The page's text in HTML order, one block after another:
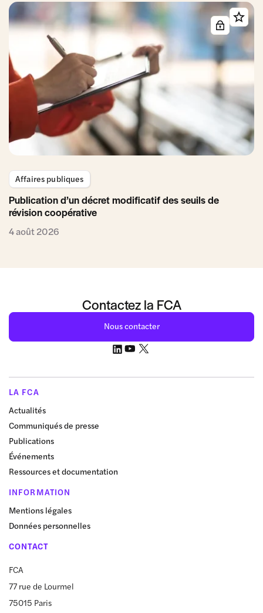
Affaires publiques
Publication d’un décret modificatif des seuils de
révision coopérative
4 août 2026
Contactez la FCA
Nous contacter
LA FCA
Actualités
Communiqués de presse
Publications
Événements
Ressources et documentation
INFORMATION
Mentions légales
Données personnelles
CONTACT
FCA
77 rue de Lourmel
75015 Paris